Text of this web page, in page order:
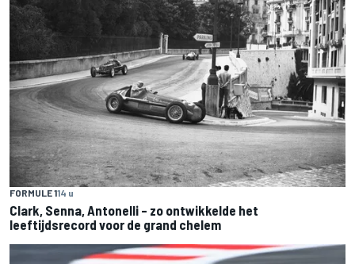
FORMULE 114 u
Clark, Senna, Antonelli – zo ontwikkelde het
leeftijdsrecord voor de grand chelem